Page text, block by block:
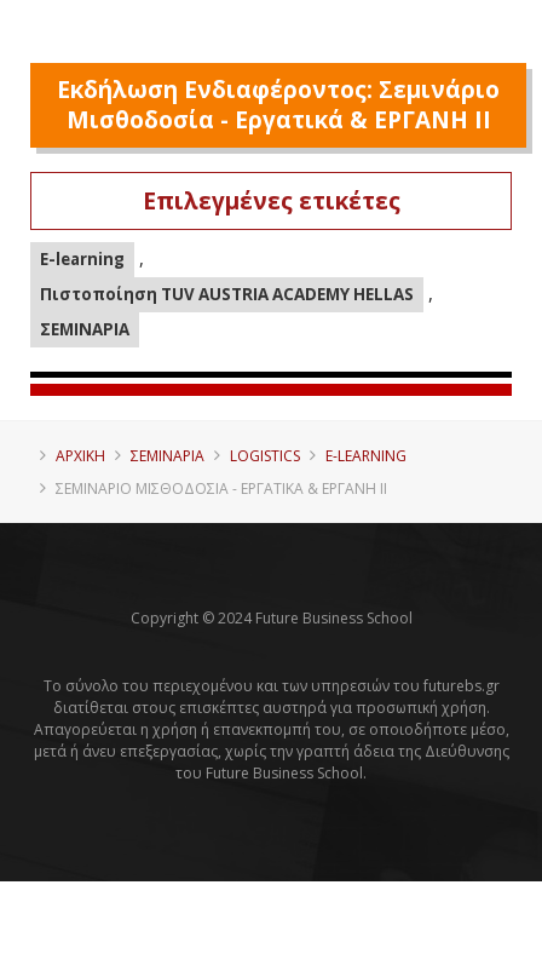
Εκδήλωση Ενδιαφέροντος: Σεμινάριο
Μισθοδοσία - Εργατικά & ΕΡΓΑΝΗ ΙΙ
Επιλεγμένες ετικέτες
E-learning ,
Πιστοποίηση TUV AUSTRIA ACADEMY HELLAS ,
ΣΕΜΙΝΑΡΙΑ
ΑΡΧΙΚΗ ΣΕΜΙΝΑΡΙΑ LOGISTICS
E-LEARNING
ΣΕΜΙΝΆΡΙΟ ΜΙΣΘΟΔΟΣΊΑ - ΕΡΓΑΤΙΚΆ & ΕΡΓΑΝΗ ΙΙ
Copyright © 2024 Future Business School
Το σύνολο του περιεχομένου και των υπηρεσιών του futurebs.gr
διατίθεται στους επισκέπτες αυστηρά για προσωπική χρήση.
Απαγορεύεται η χρήση ή επανεκπομπή του, σε οποιοδήποτε μέσο,
μετά ή άνευ επεξεργασίας, χωρίς την γραπτή άδεια της Διεύθυνσης
του Future Business School.